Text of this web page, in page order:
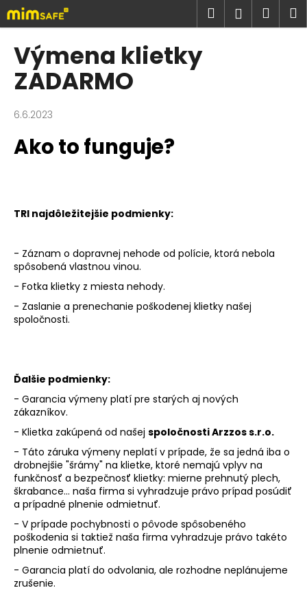
Prejsť
na
obsah
Hľadať
Výmena klietky
ZADARMO
6.6.2023
Ako to funguje?
TRI najdôležitejšie podmienky:
- Záznam o dopravnej nehode od polície, ktorá nebola
spôsobená vlastnou vinou.
- Fotka klietky z miesta nehody.
- Zaslanie a prenechanie poškodenej klietky našej
spoločnosti.
Ďalšie podmienky:
- Garancia výmeny platí pre starých aj nových
zákazníkov.
- Klietka zakúpená od našej spoločnosti Arzzos s.r.o.
- Táto záruka výmeny neplatí v prípade, že sa jedná iba o
drobnejšie "šrámy" na klietke, ktoré nemajú vplyv na
funkčnosť a bezpečnosť klietky: mierne prehnutý plech,
škrabance... naša firma si vyhradzuje právo prípad posúdiť
a prípadné plnenie odmietnuť.
- V prípade pochybnosti o pôvode spôsobeného
poškodenia si taktiež naša firma vyhradzuje právo takéto
plnenie odmietnuť.
- Garancia platí do odvolania, ale rozhodne neplánujeme
zrušenie.
K
o
Č
o
p
t
u
e
t
e
n
á
ť
?
HĽADAŤ
O
d
p
o
r